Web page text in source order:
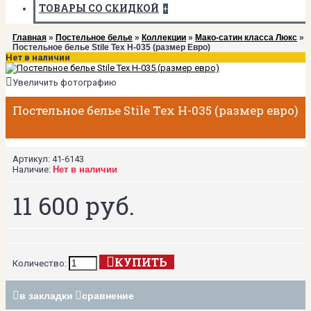
ТОВАРЫ СО СКИДКОЙ +
Главная » Постельное белье » Коллекции » Мако-сатин класса Люкс »
Постельное белье Stile Tex H-035 (размер Евро)
Нет в наличии
Увеличить фотографию
Постельное белье Stile Tex H-035 (размер евро)
Артикул: 41-6143
Наличие: Нет в наличии
11 600 руб.
Количество: КУПИТЬ
в закладки сравнение